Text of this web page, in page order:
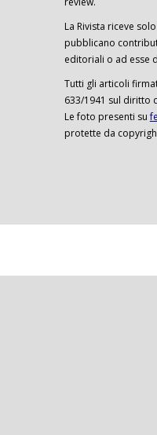
La Rivista riceve
pubblicano
editoriali o ad esse
Tutti gli articoli
633/1941 sul diritto
Le foto presenti su
protette da